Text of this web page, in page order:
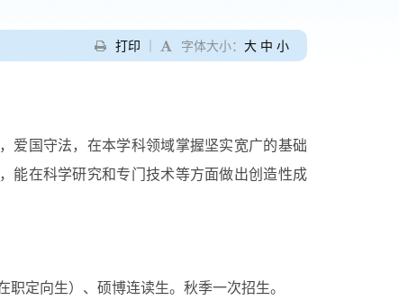
打印 ｜ 字体大小： 大 中 小
爱国守法，在本学科领域掌握坚实宽广的基础
能在科学研究和专门技术等方面做出创造性成
定向生）、硕博连读生。秋季一次招生。